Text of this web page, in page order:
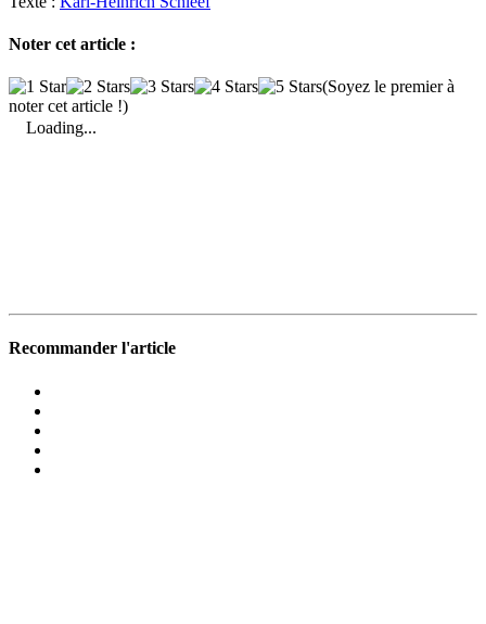
Noter cet article :
(Soyez le premier à
noter cet article !)
Loading...
Recommander l'article